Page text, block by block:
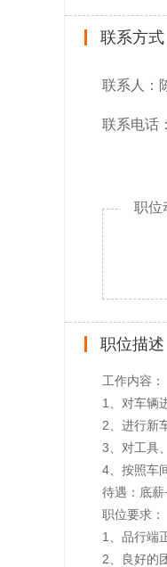
联系方式
联系人：
联系电话：
职位
职位描述
工作内容：
1、对车辆
2、进行新
3、对工具
4、按照车
待遇：底
职位要求：
1、品行端
2、良好的